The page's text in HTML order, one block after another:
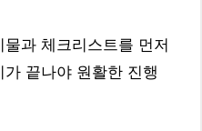
과 체크리스트를 먼저
끝나야 원활한 진행